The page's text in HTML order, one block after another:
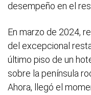
desempeño en el
En marzo de 2024,
del excepcional
último piso de un
sobre la península
Ahora, llegó el